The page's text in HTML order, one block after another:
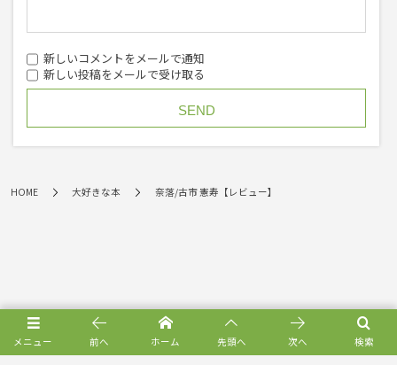
新しいコメントをメールで通知
新しい投稿をメールで受け取る
HOME 大好きな本 奈落/古市 憲寿【レビュー】
メニュー 検索
前へ ホーム 先頭へ 次へ